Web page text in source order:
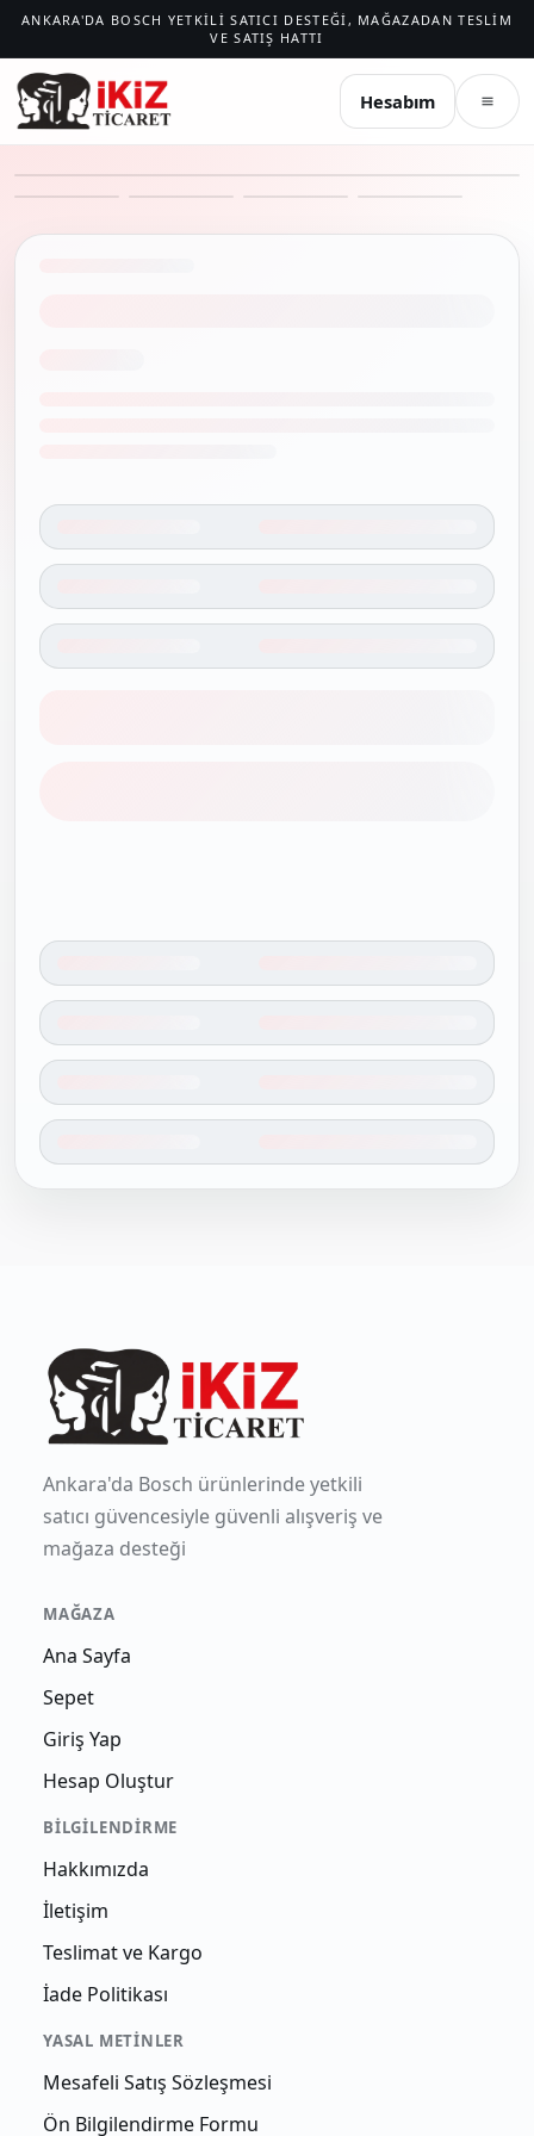
ANKARA'DA BOSCH YETKILI SATICI DESTEĞI, MAĞAZADAN TESLIM
VE SATIŞ HATTI
İKIZ TICARET
Hesabım
Ankara'da Bosch ürünlerinde yetkili
satıcı güvencesiyle güvenli alışveriş ve
mağaza desteği
MAĞAZA
Ana Sayfa
Sepet
Giriş Yap
Hesap Oluştur
BILGILENDIRME
Hakkımızda
İletişim
Teslimat ve Kargo
İade Politikası
YASAL METINLER
Mesafeli Satış Sözleşmesi
Ön Bilgilendirme Formu